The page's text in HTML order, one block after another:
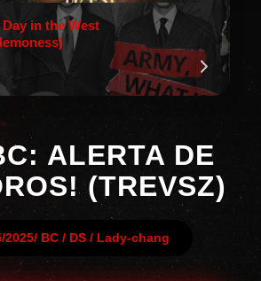
in the West
ALERTA DE
(TREVSZ)
2025/ BC/ DS/ Lady-chang